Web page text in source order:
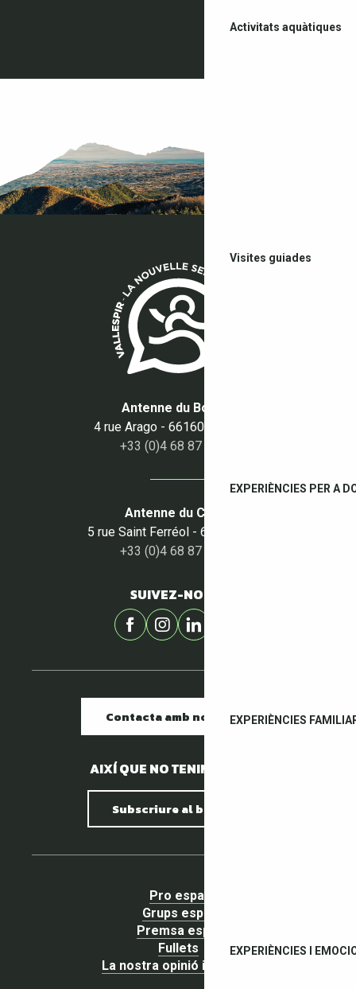
Activitats aquàtiques
Visites guiades
EXPERIÈNCIES PER A
EXPERIÈNCIES
EXPERIÈNCIES I
Antenne du Boulou
4 rue Arago - 66160 Le Boulou
+33 (0)4 68 87 50 95
Antenne du Céret
5 rue Saint Ferréol - 66400 Céret
+33 (0)4 68 87 00 53
SUIVEZ-NOUS !
Contacta amb nosaltres
AIXÍ QUE NO TENIM PEDRES.
Subscriure al butlletí
Pro espai
Grups espai
Premsa espai
Fullets
La nostra opinió importa !